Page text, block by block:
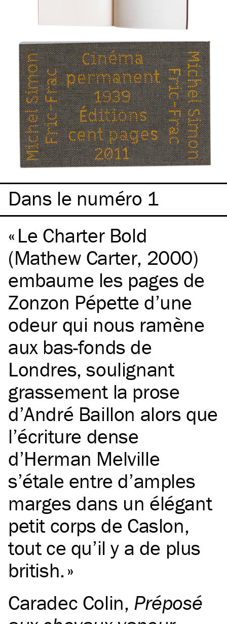
Dans le numéro 1
Le Charter Bold
(Mathew Carter, 2000)
embaume les pages de
Zonzon Pépette d’une
odeur qui nous ramène
aux bas-fonds de
Londres, soulignant
grassement la prose
d’André Baillon alors que
l’écriture dense
d’Herman Melville
s’étale entre d’amples
marges dans un élégant
petit corps de Caslon,
tout ce qu’il y a de plus
british.
Caradec Colin, Préposé